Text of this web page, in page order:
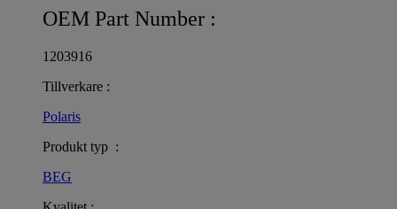
OEM Part Number :
1203916
Tillverkare :
Polaris
Produkt typ :
BEG